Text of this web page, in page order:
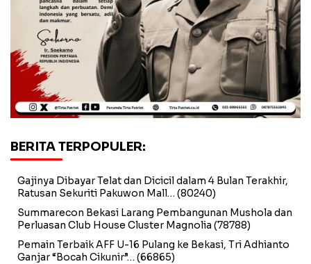
BERITA TERPOPULER:
Gajinya Dibayar Telat dan Dicicil dalam 4 Bulan Terakhir,
Ratusan Sekuriti Pakuwon Mall… (80240)
Summarecon Bekasi Larang Pembangunan Mushola dan
Perluasan Club House Cluster Magnolia (78788)
Pemain Terbaik AFF U-16 Pulang ke Bekasi, Tri Adhianto
Ganjar “Bocah Cikunir”… (66865)